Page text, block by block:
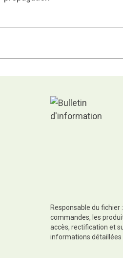
Responsable du
commandes, les
accès, rectification et
informations détaillées